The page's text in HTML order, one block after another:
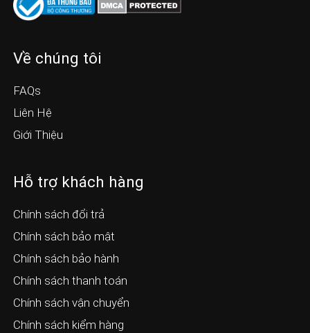
Về chúng tôi
FAQs
Liên Hệ
Giới Thiệu
Hỗ trợ khách hàng
Chính sách đổi trả
Chính sách bảo mật
Chính sách bảo hành
Chính sách thanh toán
Chính sách vận chuyển
Chính sách kiểm hàng